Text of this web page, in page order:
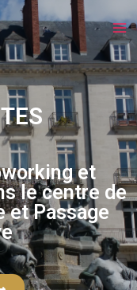
et
le centre de
et Passage